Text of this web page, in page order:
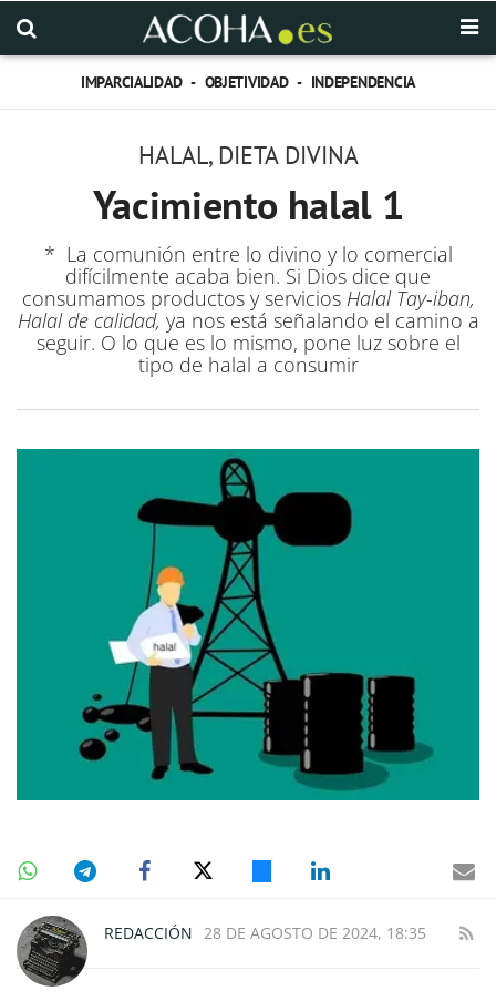
IMPARCIALIDAD - OBJETIVIDAD - INDEPENDENCIA
HALAL, DIETA DIVINA
Yacimiento halal 1
* La comunión entre lo divino y lo comercial
difícilmente acaba bien. Si Dios dice que
consumamos productos y servicios Halal Tay-iban,
Halal de calidad, ya nos está señalando el camino a
seguir. O lo que es lo mismo, pone luz sobre el
tipo de halal a consumir
REDACCIÓN 28 DE AGOSTO DE 2024, 18:35